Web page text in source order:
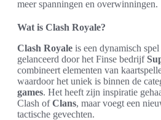
meer spanningen en overwinningen.
Wat is Clash Royale?
Clash Royale is een dynamisch
gelanceerd door het Finse bedrijf
combineert elementen van
waardoor het uniek is binnen de
games. Het heeft zijn inspiratie
Clash ofClans, maar voegt een
tactische gevechten.